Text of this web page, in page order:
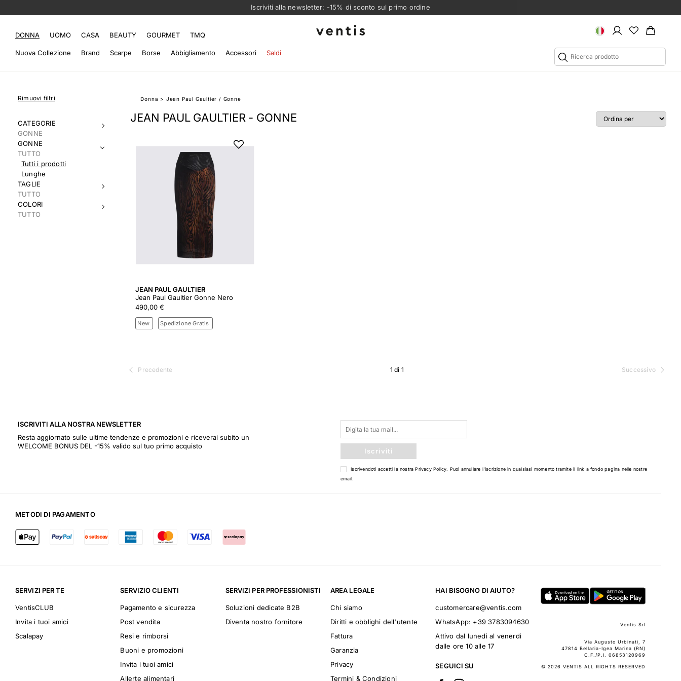
Iscriviti alla newsletter: -15% di sconto sul primo ordine
Ventis
DONNA UOMO CASA BEAUTY GOURMET TMQ
Nuova Collezione Brand Scarpe Borse Abbigliamento Accessori Saldi
Donna > Jean Paul Gaultier / Gonne
JEAN PAUL GAULTIER - GONNE
JEAN PAUL GAULTIER
Jean Paul Gaultier Gonne Nero
490,00 €
New Spedizione Gratis
Precedente 1 di 1 Successivo
Rimuovi filtri
CATEGORIE
GONNE
GONNE
TUTTO
Tutti i prodotti
Lunghe
TAGLIE
TUTTO
COLORI
TUTTO
ISCRIVITI ALLA NOSTRA NEWSLETTER
Resta aggiornato sulle ultime tendenze e promozioni e riceverai subito un
WELCOME BONUS DEL -15% valido sul tuo primo acquisto
Iscriviti
Iscrivendoti accetti la nostraPrivacy Policy . Puoi annullare l'iscrizione in qualsiasi momento tramite il link a fondo pagina nelle nostre
email.
METODI DI PAGAMENTO
SERVIZI PER TE
VentisCLUB
Invita i tuoi amici
Scalapay
SERVIZIO CLIENTI
Pagamento e sicurezza
Post vendita
Resi e rimborsi
Buoni e promozioni
Invita i tuoi amici
Allerte alimentari
SERVIZI PER PROFESSIONISTI
Soluzioni dedicate B2B
Diventa nostro fornitore
AREA LEGALE
Chi siamo
Diritti e obblighi dell'utente
Fattura
Garanzia
Privacy
Termini & Condizioni
HAI BISOGNO DI AIUTO?
customercare@ventis.com
WhatsApp: +39 3783094630
Attivo dal lunedì al venerdì
dalle ore 10 alle 17
SEGUICI SU
Ventis Srl
Via Augusto Urbinati, 7
47814 Bellaria-Igea Marina (RN)
C.F./P.I. 06853120969
© 2026 VENTIS ALL RIGHTS RESERVED